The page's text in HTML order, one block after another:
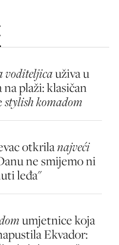
voditeljicauživa u
plaži: klasičan
stylish komadom
otkrilanajveći
ne smijemo ni
leđa"
umjetnice koja
Ekvador: